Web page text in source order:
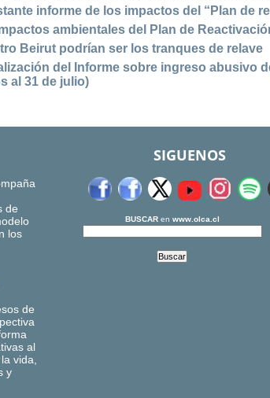
informe de los impactos del “Plan de
ambientales del Plan de
Beirut podrían ser los tranques de relave
del Informe sobre ingreso abusivo
al 31 de julio)
de
los
de
al
vida,
y
SIGUENOS
BUSCARen www.olca.cl